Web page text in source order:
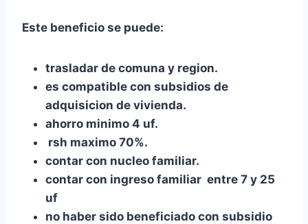
Este beneficio se puede:
trasladar de comuna y region.
es compatible con subsidios de
adquisicion de vivienda.
ahorro minimo 4 uf.
rsh maximo 70%.
contar con nucleo familiar.
contar con ingreso familiar entre 7 y 25
uf
no haber sido beneficiado con subsidio